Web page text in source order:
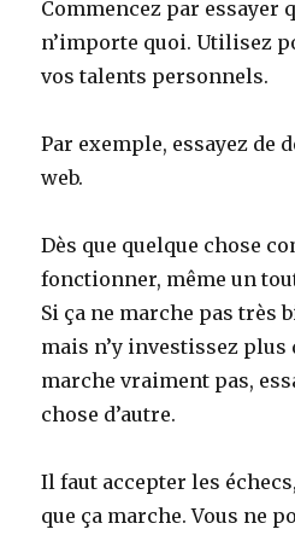
Commencez par essayer
n’importe quoi. Utilisez
vos talents personnels.
Par exemple, essayez de
web.
Dès que quelque chose
fonctionner, même un
Si ça ne marche pas très
mais n’y investissez plus
marche vraiment pas,
chose d’autre.
Il faut accepter les
que ça marche. Vous ne